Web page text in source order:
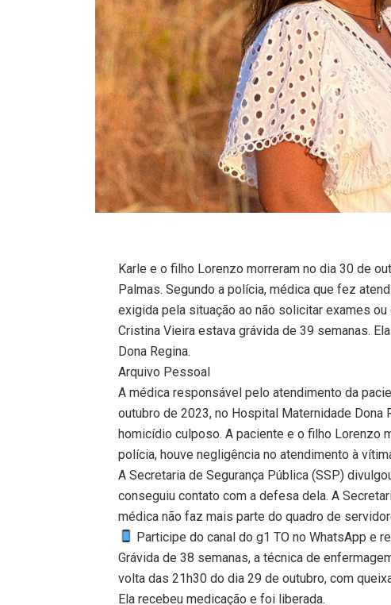
Karle e o filho Lorenzo morreram no dia 30 de
Palmas. Segundo a polícia, médica que fez
exigida pela situação ao não solicitar exames
Cristina Vieira estava grávida de 39 semanas.
Dona Regina.
Arquivo Pessoal
A médica responsável pelo atendimento da
outubro de 2023, no Hospital Maternidade
homicídio culposo. A paciente e o filho Lorenzo
polícia, houve negligência no atendimento à
A Secretaria de Segurança Pública (SSP)
conseguiu contato com a defesa dela. A
médica não faz mais parte do quadro de
Participe do canal do g1 TO no WhatsApp e
Grávida de 38 semanas, a técnica de
volta das 21h30 do dia 29 de outubro, com
Ela recebeu medicação e foi liberada.